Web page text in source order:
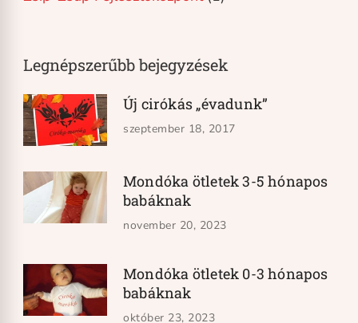
Legnépszerűbb bejegyzések
Új cirókás „évadunk”
szeptember 18, 2017
Mondóka ötletek 3-5 hónapos
babáknak
november 20, 2023
Mondóka ötletek 0-3 hónapos
babáknak
október 23, 2023